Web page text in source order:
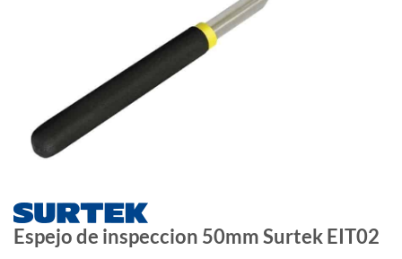
Espejo de inspeccion 50mm Surtek EIT02